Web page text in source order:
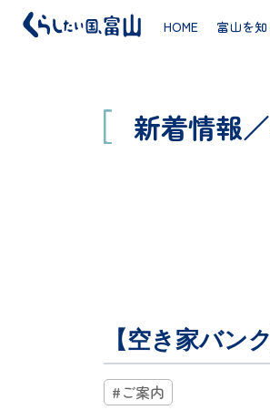
HOME 富山を知
新着情報
【空き家バン
#ご案内